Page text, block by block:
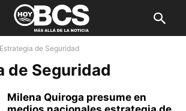
Estrategia de Seguridad
de Seguridad
Milena Quiroga presume en